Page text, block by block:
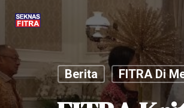
content
Berita FITRA Di